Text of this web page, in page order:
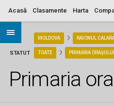
Acasă Clasamente Harta
STATUT
MOLDOVA RAIONUL
TOATE PRIMARIA ORAȘULUI
Primaria